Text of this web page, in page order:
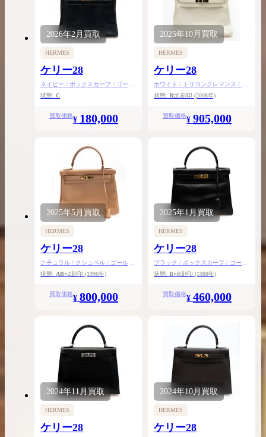
2026年2月買取
HERMES
ケリー28
ネイビー / ボックスカーフ / ゴール
ド金具
状態: C
買取価格¥ 180,000
2025年10月 買取
HERMES
ケリー28
ホワイト / トリヨンクレマンス / シ
ルバー金具
状態: B□L刻印 (2008年)
買取価格¥ 905,000
2025年5月買取
HERMES
ケリー28
ナチュラル / クシュベル / ゴールド
金具
状態: AB○Z刻印 (1996年)
買取価格¥ 800,000
2025年1月買取
HERMES
ケリー28
ブラック / ボックスカーフ / ゴール
ド金具
状態: B○R刻印 (1988年)
買取価格¥ 460,000
2024年11月買取
HERMES
ケリー28
2024年10月買取
HERMES
ケリー28